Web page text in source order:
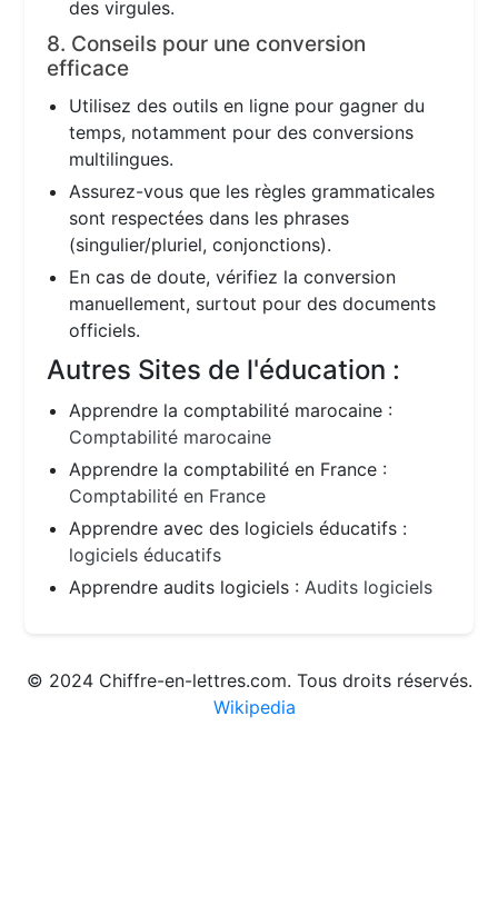
des virgules.
8. Conseils pour une conversion
efficace
Utilisez des outils en ligne pour gagner du
temps, notamment pour des conversions
multilingues.
Assurez-vous que les règles grammaticales
sont respectées dans les phrases
(singulier/pluriel, conjonctions).
En cas de doute, vérifiez la conversion
manuellement, surtout pour des documents
officiels.
Autres Sites de l'éducation :
Apprendre la comptabilité marocaine :
Comptabilité marocaine
Apprendre la comptabilité en France :
Comptabilité en France
Apprendre avec des logiciels éducatifs :
logiciels éducatifs
Apprendre audits logiciels :Audits logiciels
© 2024 Chiffre-en-lettres.com. Tous droits réservés.
Wikipedia